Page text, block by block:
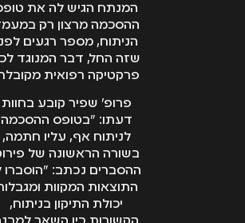
המנתח הגיש לה את
ההסכמה מרצון רק
הניתוח, מספר רגעים
שזה החל, דבר המנוגד
פרקטיקה רפואית
פרופ' שפיר קובע בחוות
דעתו: "בטופס ההסכמה
לניתוח אף, עליו חתמה,
בשורה הראשונה של
ההסברים נכתב: "הוסברו
התוצאות המקוות
יכולת התיקון בניתוח,